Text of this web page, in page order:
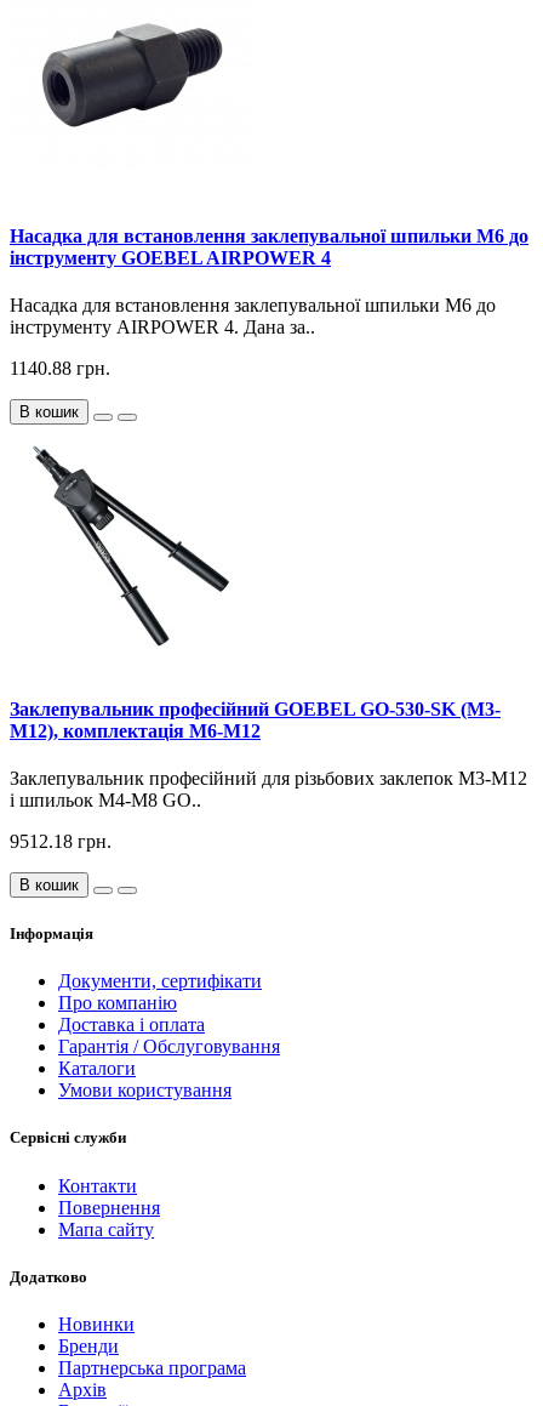
Насадка для встановлення заклепувальної шпильки М6 до
інструменту GOEBEL AIRPOWER 4
Насадка для встановлення заклепувальної шпильки М6 до
інструменту AIRPOWER 4. Дана за..
1140.88 грн.
В кошик
Заклепувальник професійний GOEBEL GO-530-SK (M3-
M12), комплектація М6-М12
Заклепувальник професійний для різьбових заклепок М3-М12
і шпильок M4-M8 GO..
9512.18 грн.
В кошик
Інформація
Документи, сертифікати
Про компанію
Доставка і оплата
Гарантія / Обслуговування
Каталоги
Умови користування
Сервісні служби
Контакти
Повернення
Мапа сайту
Додатково
Новинки
Бренди
Партнерська програма
Архів